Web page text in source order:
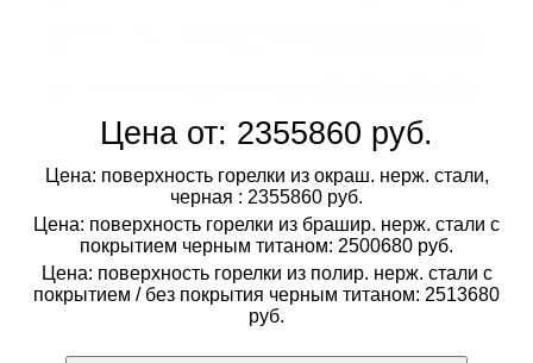
Цена от: 2355860 руб.
Цена: поверхность горелки из окраш. нерж. стали,
черная : 2355860 руб.
Цена: поверхность горелки из брашир. нерж. стали с
покрытием черным титаном: 2500680 руб.
Цена: поверхность горелки из полир. нерж. стали с
покрытием / без покрытия черным титаном: 2513680
руб.